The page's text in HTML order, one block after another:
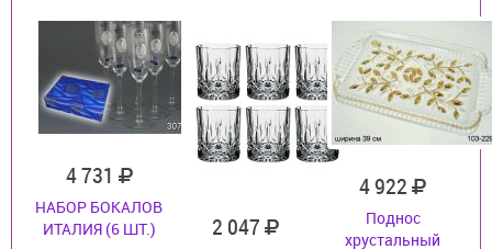
4 731
НАБОР БОКАЛОВ
ИТАЛИЯ (6 ШТ.)
2 047
4 922
Поднос
хрустальный